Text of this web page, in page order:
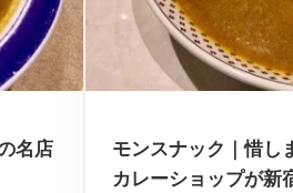
名店
モンスナック｜惜し
カレーショップが新